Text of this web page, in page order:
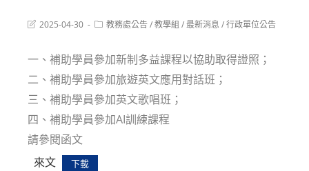
Post2025-04-30
Post教務處公告/教學組 /最新消息 /行政單位公告
一、補助學員參加新制多益課程以協助取得證照；
二、補助學員參加旅遊英文應用對話班；
三、補助學員參加英文歌唱班；
四、補助學員參加AI訓練課程
請參閱函文
來文
下載